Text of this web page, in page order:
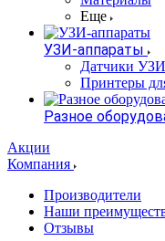
Еще
УЗИ-аппараты
Датчики УЗИ
Принтеры
Разное
Акции
Компания
Производители
Наши
Отзывы